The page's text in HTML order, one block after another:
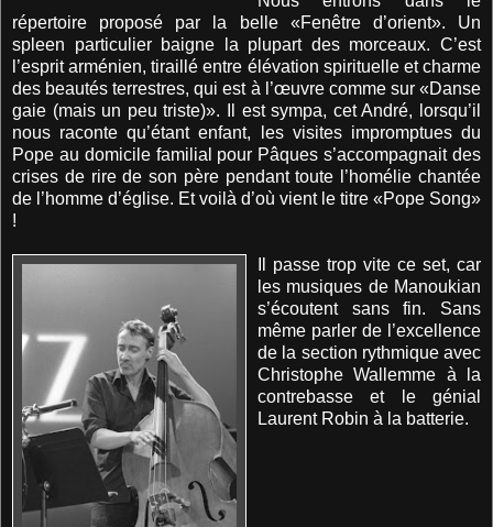
répertoire proposé par la belle «Fenêtre d’orient». Un
spleen particulier baigne la plupart des morceaux. C’est
l’esprit arménien, tiraillé entre élévation spirituelle et charme
des beautés terrestres, qui est à l’œuvre comme sur «Danse
gaie (mais un peu triste)». Il est sympa, cet André, lorsqu’il
nous raconte qu’étant enfant, les visites impromptues du
Pope au domicile familial pour Pâques s’accompagnait des
crises de rire de son père pendant toute l’homélie chantée
de l’homme d’église. Et voilà d’où vient le titre «Pope Song»
!
Il passe trop vite ce set, car
les musiques de Manoukian
s’écoutent sans fin. Sans
même parler de l’excellence
de la section rythmique avec
Christophe Wallemme à la
contrebasse et le génial
Laurent Robin à la batterie.